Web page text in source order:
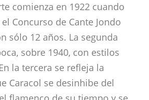
comienza en 1922 cuando
Concurso de Cante Jondo
sólo 12 años. La segunda
sobre 1940, con estilos
la tercera se refleja la
Caracol se desinhibe del